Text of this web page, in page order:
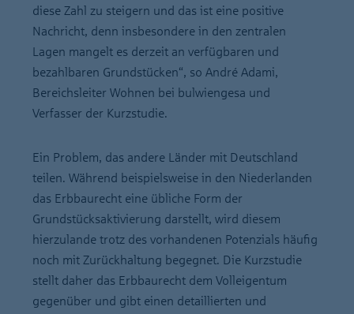
diese Zahl zu steigern und das ist eine positive
Nachricht, denn insbesondere in den zentralen
Lagen mangelt es derzeit an verfügbaren und
bezahlbaren Grundstücken“, so André Adami,
Bereichsleiter Wohnen bei bulwiengesa und
Verfasser der Kurzstudie.
Ein Problem, das andere Länder mit Deutschland
teilen. Während beispielsweise in den Niederlanden
das Erbbaurecht eine übliche Form der
Grundstücksaktivierung darstellt, wird diesem
hierzulande trotz des vorhandenen Potenzials häufig
noch mit Zurückhaltung begegnet. Die Kurzstudie
stellt daher das Erbbaurecht dem Volleigentum
gegenüber und gibt einen detaillierten und